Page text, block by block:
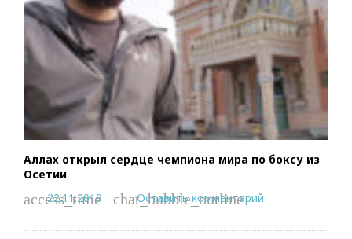
Аллах открыл сердце чемпиона мира по боксу из
Осетии
access_time
22.11.2019 chat_bubble_outline
Оставить комментарий